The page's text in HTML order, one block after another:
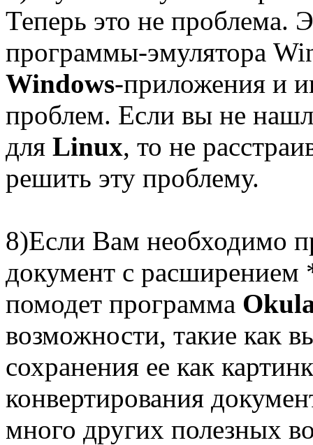
Теперь это не проблема.
программы-эмулятора
Windows-приложения и
проблем. Если вы не
для Linux, то не
решить эту проблему.
8)Если Вам необходимо
документ с
помодет программа
возможности, такие как
сохранения ее как
конвертирования
много других полезных